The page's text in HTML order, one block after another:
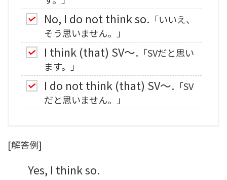
No, I do not think so. 「いいえ、
そう思いません。」
I think (that) SV～. 「SVだと思い
ます。」
I do not think (that) SV～. 「SV
だと思いません。」
[解答例]
Yes, I think so.